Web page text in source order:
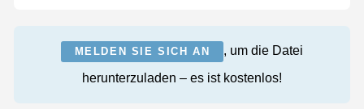
MELDEN SIE SICH AN
, um die Datei
herunterzuladen – es ist kostenlos!